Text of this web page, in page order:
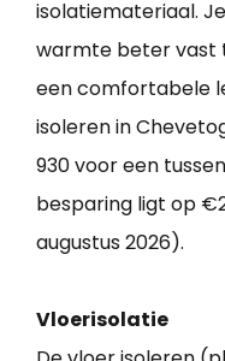
isolatiemateriaal.
warmte beter vast
een comfortabele
isoleren in
930 voor een
besparing ligt op
augustus 2026).
Vloerisolatie